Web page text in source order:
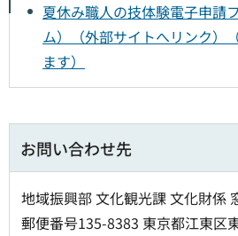
夏休み職人の技体験電子申請
ム）（外部サイトへリンク）
ます）
お問い合わせ先
地域振興部 文化観光課 文化財係
郵便番号135-8383 東京都江東区